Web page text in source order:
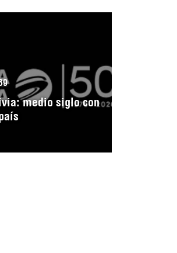
medio siglo con